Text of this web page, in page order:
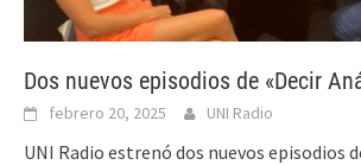
Dos nuevos episodios de «Decir
febrero 20, 2025 UNI Radio
UNI Radio estrenó dos nuevos episodios